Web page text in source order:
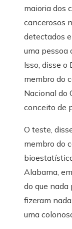
maioria dos
cancerosos
detectados
uma pessoa
Isso, disse o
membro do
Nacional do
conceito de
O teste,
membro do
Alabama,
do que nada
fizeram
uma